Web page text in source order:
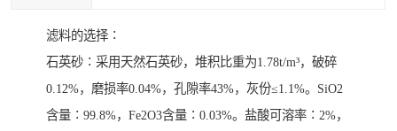
滤料的选择∶
石英砂∶采用天然石英砂，堆积比重为1.78t/m³，破碎
0.12%，磨损率0.04%，孔隙率43%，灰份≤1.1%。SiO2
含量∶99.8%，Fe2O3含量∶0.03%。盐酸可溶率∶2%，